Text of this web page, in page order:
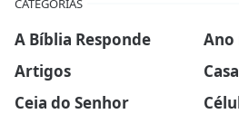
CATEGORIAS
A Bíblia Responde
Ano
Artigos
Ceia do Senhor